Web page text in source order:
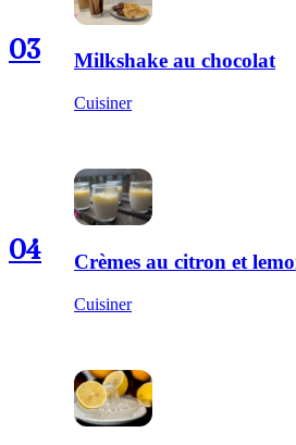
03 Milkshake au chocolat
Cuisiner
04 Crèmes au citron et
Cuisiner